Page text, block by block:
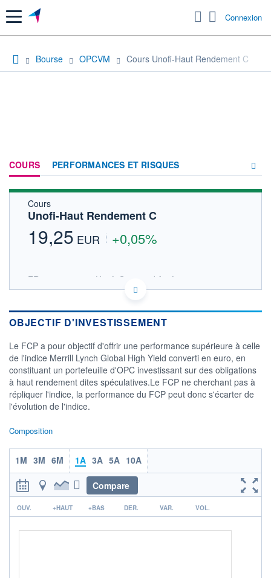
Menu Connexion
Bourse OPCVM Cours Unofi-Haut Rendement C
COURS PERFORMANCES ET RISQUES
Cours
Unofi-Haut Rendement C
19,25 EUR +0,05%
FR0011441773 - Unofi-Gestion d'Actifs
OPCVM DERNIER COURS CONNU AU 06/08/2026
04/12 07/04
18
19
Obligations International
FONDS PARTENAIRES
TARIFS PRIVILÉGIÉS 0%
ÉLIGIBILITÉ
PEA PEA-PME BOURSOVIE LUX
BOURSOVIE
CTO BUSINESS
Non éligible Boursobank
OBJECTIF D'INVESTISSEMENT
Le FCP a pour objectif d'offrir une performance supérieure à celle
de l'indice Merrill Lynch Global High Yield converti en euro, en
constituant un portefeuille d'OPC investissant sur des obligations
à haut rendement dites spéculatives.Le FCP ne cherchant pas à
répliquer l'indice, la performance du FCP peut donc s'écarter de
l'évolution de l'indice.
Composition
1M 3M 6M 1A 3A 5A 10A
Compare
r
OUV. +HAUT +BAS DER. VAR. VOL.